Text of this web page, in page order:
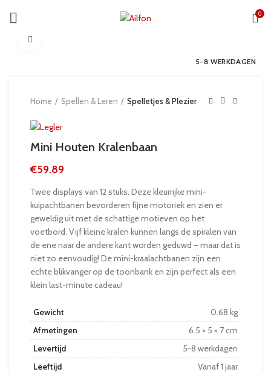
0
5-8 WERKDAGEN
Home Spellen & Leren Spelletjes & Plezier
Mini Houten Kralenbaan
€59.89
Twee displays van 12 stuks. Deze kleurrijke mini-
kuipachtbanen bevorderen fijne motoriek en zien er
geweldig uit met de schattige motieven op het
voetbord. Vijf kleine kralen kunnen langs de spiralen van
de ene naar de andere kant worden geduwd – maar dat is
niet zo eenvoudig! De mini-kraalachtbanen zijn een
echte blikvanger op de toonbank en zijn perfect als een
klein last-minute cadeau!
Gewicht
0.68 kg
Afmetingen
6.5 × 5 × 7 cm
Levertijd
5-8 werkdagen
Leeftijd
Vanaf 1 jaar